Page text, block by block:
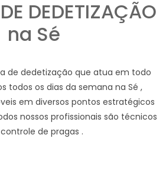
DEDETIZAÇÃO
na Sé
de dedetização que atua em todo
todos os dias da semana na Sé ,
em diversos pontos estratégicos
nossos profissionais são técnicos
de pragas .